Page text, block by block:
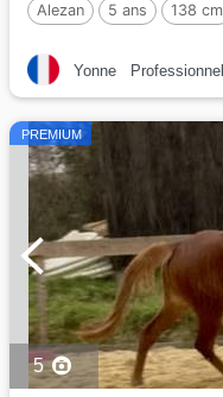
Alezan
5 ans 138 cm
Yonne Professionnel
PREMIUM
5